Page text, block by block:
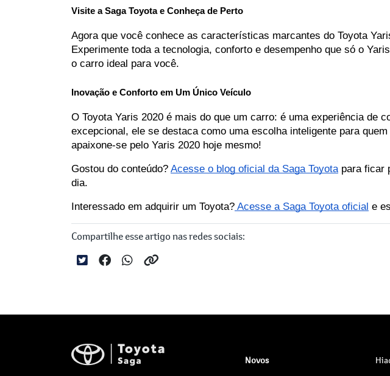
Visite a Saga Toyota e Conheça de Perto
Agora que você conhece as características marcantes do Toyota
Experimente toda a tecnologia, conforto e desempenho que só o
o carro ideal para você.
Inovação e Conforto em Um Único Veículo
O Toyota Yaris 2020 é mais do que um carro: é uma experiência de
excepcional, ele se destaca como uma escolha inteligente para
apaixone-se pelo Yaris 2020 hoje mesmo!
Gostou do conteúdo? Acesse o blog oficial da Saga Toyota para ficar
dia.
Interessado em adquirir um Toyota? Acesse a Saga Toyota oficial e
Compartilhe esse artigo nas redes sociais:
Novos